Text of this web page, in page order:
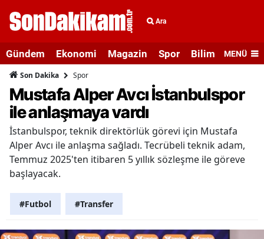
Ara
Gündem Ekonomi Magazin Spor Bilim veMENÜ
Son Dakika Spor
Mustafa Alper Avcı İstanbulspor
ile anlaşmaya vardı
İstanbulspor, teknik direktörlük görevi için Mustafa
Alper Avcı ile anlaşma sağladı. Tecrübeli teknik adam,
Temmuz 2025'ten itibaren 5 yıllık sözleşme ile göreve
başlayacak.
#Futbol #Transfer